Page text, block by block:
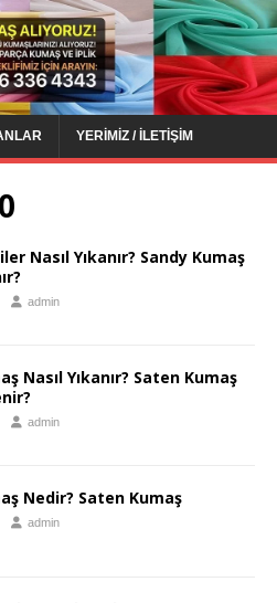
YERIMIZ / İLETIŞIM
Nasıl Yıkanır? Sandy Kumaş
admin
Nasıl Yıkanır? Saten Kumaş
admin
Nedir? Saten Kumaş
admin